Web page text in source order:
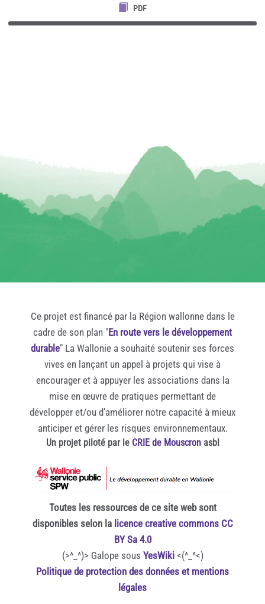
PDF
Ce projet est financé par la Région wallonne dans le
cadre de son plan "En route vers le développement
durable" La Wallonie a souhaité soutenir ses forces
vives en lançant un appel à projets qui vise à
encourager et à appuyer les associations dans la
mise en œuvre de pratiques permettant de
développer et/ou d’améliorer notre capacité à mieux
anticiper et gérer les risques environnementaux.
Un projet piloté par le CRIE de Mouscronasbl
Toutes les ressources de ce site web sont
disponibles selon la licence creative commons CC
BY Sa 4.0
(>^_^)> Galope sous YesWiki<(^_^<)
Politique de protection des données et mentions
légales